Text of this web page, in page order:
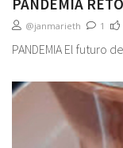
PANDEMIA
@janmarieth 1
PANDEMIA El futuro